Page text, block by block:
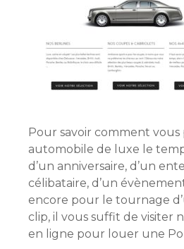
Pour savoir comment
automobile de luxe le
d’un anniversaire, d’un
célibataire, d’un
encore pour le tournage
clip, il vous suffit de visiter
en ligne pour louer une